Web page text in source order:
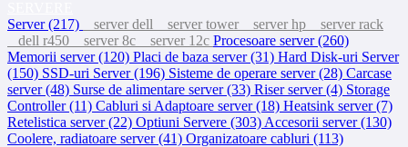
Server (217)
server dell server tower server hp
server rack
dell r450
server 8c server 12c Procesoare server (260)
Memorii server (120) Placi de baza server (31) Hard Disk-uri Server
(150) SSD-uri Server (196) Sisteme de operare server (28) Carcase
server (48) Surse de alimentare server (33) Riser server (4) Storage
Controller (11) Cabluri si Adaptoare server (18) Heatsink server (7)
Retelistica server (22) Optiuni Servere (303) Accesorii server (130)
Coolere, radiatoare server (41) Organizatoare cabluri (113)